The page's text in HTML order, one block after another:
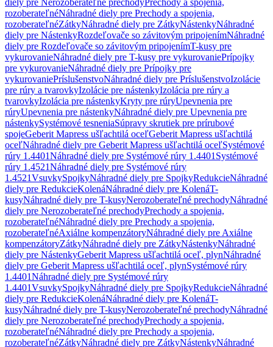
diely pre Nerozoberateľné prechodyPrechody a spojenia,
rozoberateľnéNáhradné diely pre Prechody a spojenia,
rozoberateľnéZátkyNáhradné diely pre ZátkyNástenkyNáhradné
diely pre NástenkyRozdeľovače so závitovým pripojenímNáhradné
diely pre Rozdeľovače so závitovým pripojenímT-kusy pre
vykurovanieNáhradné diely pre T-kusy pre vykurovaniePrípojky
pre vykurovanieNáhradné diely pre Prípojky pre
vykurovaniePríslušenstvoNáhradné diely pre PríslušenstvoIzolácie
pre rúry a tvarovkyIzolácie pre nástenkyIzolácia pre rúry a
tvarovkyIzolácia pre nástenkyKryty pre rúryUpevnenia pre
rúryUpevnenia pre nástenkyNáhradné diely pre Upevnenia pre
nástenkySystémové tesneniaSúpravy skrutiek pre prírubové
spojeGeberit Mapress ušľachtilá oceľGeberit Mapress ušľachtilá
oceľNáhradné diely pre Geberit Mapress ušľachtilá oceľSystémové
rúry 1.4401Náhradné diely pre Systémové rúry 1.4401 Systémové
rúry 1.4521Náhradné diely pre Systémové rúry
1.4521VsuvkySpojkyNáhradné diely pre SpojkyRedukcieNáhradné
diely pre RedukcieKolenáNáhradné diely pre KolenáT-
kusyNáhradné diely pre T-kusyNerozoberateľné prechodyNáhradné
diely pre Nerozoberateľné prechodyPrechody a spojenia,
rozoberateľnéNáhradné diely pre Prechody a spojenia,
rozoberateľnéAxiálne kompenzátoryNáhradné diely pre Axiálne
kompenzátoryZátkyNáhradné diely pre ZátkyNástenkyNáhradné
diely pre NástenkyGeberit Mapress ušľachtilá oceľ, plynNáhradné
diely pre Geberit Mapress ušľachtilá oceľ, plynSystémové rúry
1.4401Náhradné diely pre Systémové rúry
1.4401VsuvkySpojkyNáhradné diely pre SpojkyRedukcieNáhradné
diely pre RedukcieKolenáNáhradné diely pre KolenáT-
kusyNáhradné diely pre T-kusyNerozoberateľné prechodyNáhradné
diely pre Nerozoberateľné prechodyPrechody a spojenia,
rozoberateľnéNáhradné diely pre Prechody a spojenia,
rozoberateľnéZátkyNáhradné diely pre ZátkyNástenkyNáhradné